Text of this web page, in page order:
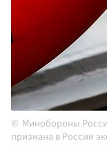
Минобороны
признана в России